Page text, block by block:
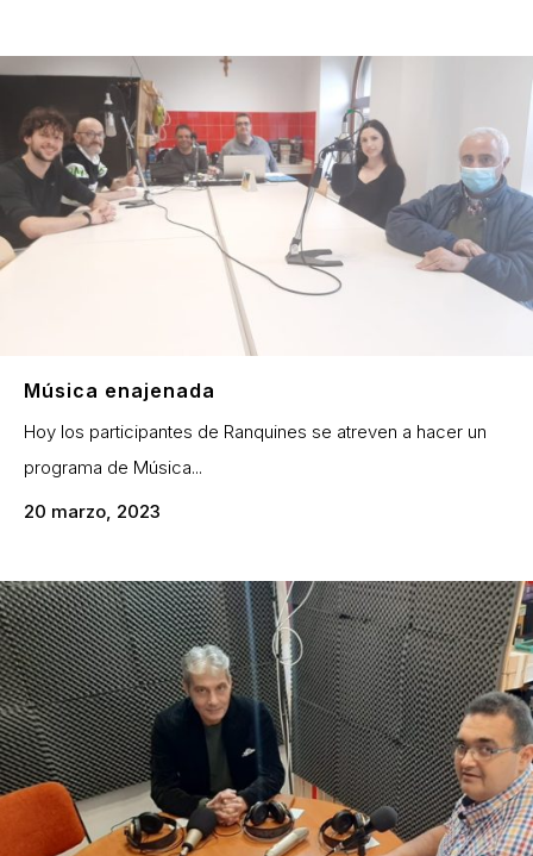
Música enajenada
Hoy los participantes de Ranquines se atreven a hacer un
programa de Música...
20 marzo, 2023